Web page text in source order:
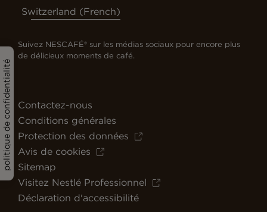
politique de confidentialité
Switzerland (French)
Suivez NESCAFÉ® sur les médias sociaux pour encore plus
de délicieux moments de café.
Contactez-nous
Conditions générales
Protection des données
Avis de cookies
Sitemap
Visitez Nestlé Professionnel
Déclaration d'accessibilité